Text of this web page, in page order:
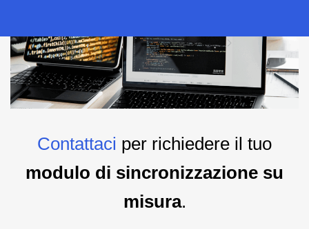
Contattaci per richiedere il tuo
modulo di sincronizzazione su
misura.